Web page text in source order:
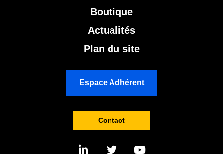
Boutique
Actualités
Plan du site
Espace Adhérent
Contact